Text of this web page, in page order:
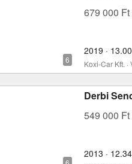
679 000 Ft
2019 ·
Koxi-Car Kft.
Derbi
549 000 Ft
2013 ·